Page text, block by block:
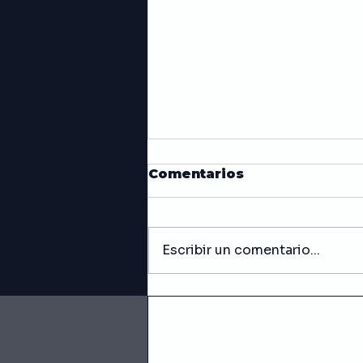
Yellow Pound Cake
Comentarios
Escribir un comentario...